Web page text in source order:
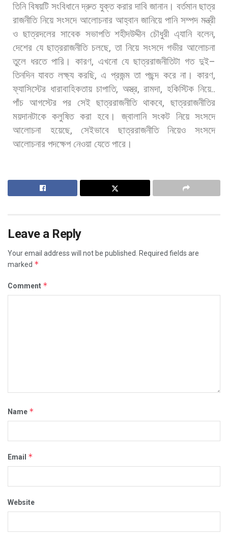
তিনি বিষয়টি সংবিধানে দ্রুত যুক্ত করার দাবি জানান। বর্তমান ছাত্র
রাজনীতি নিয়ে সংসদে আলোচনার আহ্বান জানিয়ে পানি সম্পদ মন্ত্রী
ও ছাত্রদলের সাবেক সভাপতি শহীদউদ্দীন চৌধুরী এ্যানি বলেন,
দেশের যে ছাত্ররাজনীতি চলছে,তা নিয়ে সংসদে গভীর আলোচনা
তুলে ধরতে পারি। কারণ, এখনো যে ছাত্ররাজনীতিটা গত দুই–
তিনদিন যাবত লক্ষ্য করছি,এ প্রজন্ম তা পছন্দ করে না। কারণ,
ফ্যাসিস্টের ধারাবাহিকতায় চাপাতি, অস্ত্র, রামদা, হকিস্টিক নিয়ে..
পাঁচ আগস্টের পর সেই ছাত্ররাজনীতি থাকবে,ছাত্ররাজনীতির
ময়দানটাকে কলুষিত করা হবে। জ্বালানি সংকট নিয়ে সংসদে
আলোচনা
হয়েছে,সেইভাবে ছাত্ররাজনীতি নিয়েও
সংসদে
আলোচনার পদক্ষেপ নেওয়া যেতে পারে।
Leave a Reply
Your email address will not be published.
Required fields are
marked *
Comment *
Name *
Email *
Website